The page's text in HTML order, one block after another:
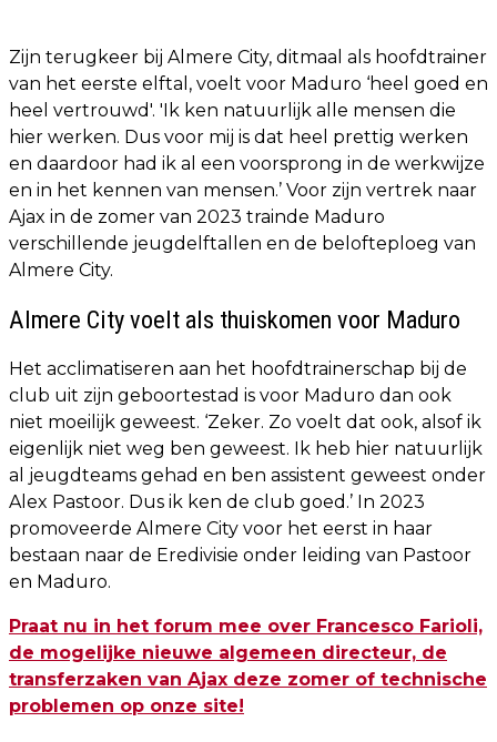
Zijn terugkeer bij Almere City, ditmaal als hoofdtrainer
van het eerste elftal, voelt voor Maduro ‘heel goed en
heel vertrouwd'. 'Ik ken natuurlijk alle mensen die
hier werken. Dus voor mij is dat heel prettig werken
en daardoor had ik al een voorsprong in de werkwijze
en in het kennen van mensen.’ Voor zijn vertrek naar
Ajax in de zomer van 2023 trainde Maduro
verschillende jeugdelftallen en de belofteploeg van
Almere City.
Almere City voelt als thuiskomen voor Maduro
Het acclimatiseren aan het hoofdtrainerschap bij de
club uit zijn geboortestad is voor Maduro dan ook
niet moeilijk geweest. ‘Zeker. Zo voelt dat ook, alsof ik
eigenlijk niet weg ben geweest. Ik heb hier natuurlijk
al jeugdteams gehad en ben assistent geweest onder
Alex Pastoor. Dus ik ken de club goed.’ In 2023
promoveerde Almere City voor het eerst in haar
bestaan naar de Eredivisie onder leiding van Pastoor
en Maduro.
Praat nu in het forum mee over Francesco Farioli,
de mogelijke nieuwe algemeen directeur, de
transferzaken van Ajax deze zomer of technische
problemen op onze site!